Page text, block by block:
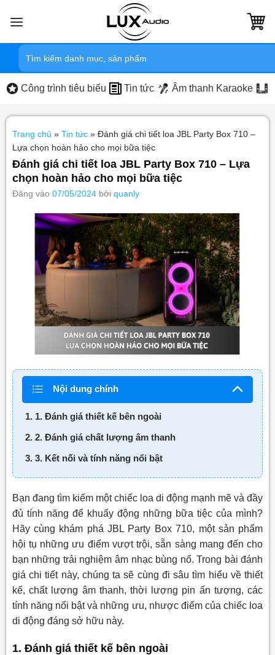
qua
Tìm
kiếm:
Công trình tiêu biểu Tin tức Âm thanh Karaoke
Trang chủ » Tin tức» Đánh giá chi tiết loa JBL Party Box 710 –
Lựa chọn hoàn hảo cho mọi bữa tiệc
Đánh giá chi tiết loa JBL Party Box 710 – Lựa
chọn hoàn hảo cho mọi bữa tiệc
Đăng vào 07/05/2024 bởi quanly
Nội dung chính
1. 1. Đánh giá thiết kế bên ngoài
2. 2. Đánh giá chất lượng âm thanh
3. 3. Kết nối và tính năng nổi bật
Bạn đang tìm kiếm một chiếc loa di động mạnh mẽ và đầy
đủ tính năng để khuấy động những bữa tiệc của mình?
Hãy cùng khám phá JBL Party Box 710, một sản phẩm
hội tụ những ưu điểm vượt trội, sẵn sàng mang đến cho
bạn những trải nghiệm âm nhạc bùng nổ. Trong bài đánh
giá chi tiết này, chúng ta sẽ cùng đi sâu tìm hiểu về thiết
kế, chất lượng âm thanh, thời lượng pin ấn tượng, các
tính năng nổi bật và những ưu, nhược điểm của chiếc loa
di động đáng sở hữu này.
1. Đánh giá thiết kế bên ngoài